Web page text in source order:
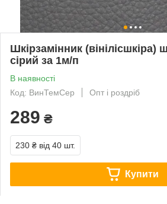
Шкірзамінник
сірий за 1м/п
В наявності
Код: ВинТемСер
Опт і роздріб
289 ₴
230 ₴ від 40 шт.
Купити